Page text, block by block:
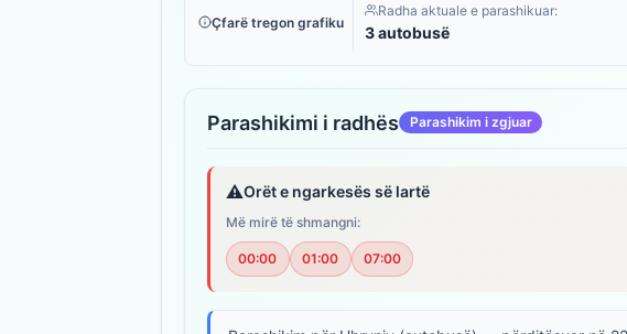
Çfarë tregon grafiku
Radha aktuale e parashikuar:
3 autobusë
Parashikimi i radhës Parashikim i zgjuar
⚠️Orët e ngarkesës së lartë
Më mirë të shmangni:
00:00 01:00 07:00